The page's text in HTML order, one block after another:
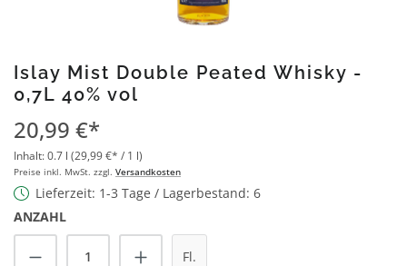
Islay Mist Double Peated Whisky -
0,7L 40% vol
20,99 €*
Inhalt:0.7 l (29,99 €* / 1 l)
Preise inkl. MwSt. zzgl. Versandkosten
Lieferzeit: 1-3 Tage / Lagerbestand: 6
ANZAHL
Produkt Anzahl: Gib den gewünschten
Fl.